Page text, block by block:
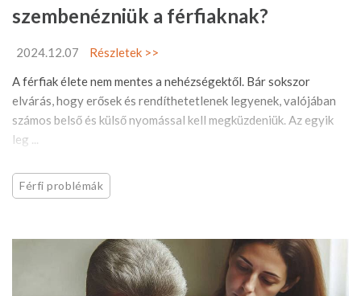
szembenézniük a férfiaknak?
2024.12.07
Részletek >>
A férfiak élete nem mentes a nehézségektől. Bár sokszor
elvárás, hogy erősek és rendíthetetlenek legyenek, valójában
számos belső és külső nyomással kell megküzdeniük. Az egyik
leg ...
Férfi problémák